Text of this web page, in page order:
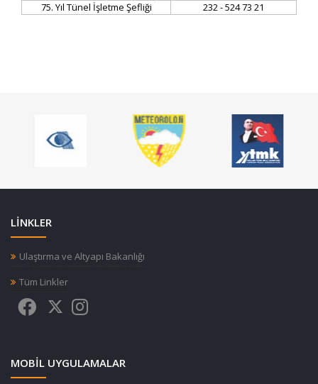
75. Yıl Tünel İşletme Şefliği
232 - 524 73 21
LİNKLER
Ulaştırma ve Altyapı Bakanlığı
Tüm Linkler
MOBIL UYGULAMALAR